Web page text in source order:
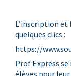
L’inscription et
quelques clics :
https://
Prof Express
élèves pour